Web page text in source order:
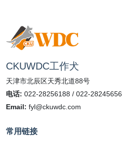
CKUWDC工作犬
天津市北辰区天秀北道88号
电话: 022-28256188 / 022-28245656
Email: fyl@ckuwdc.com
常用链接